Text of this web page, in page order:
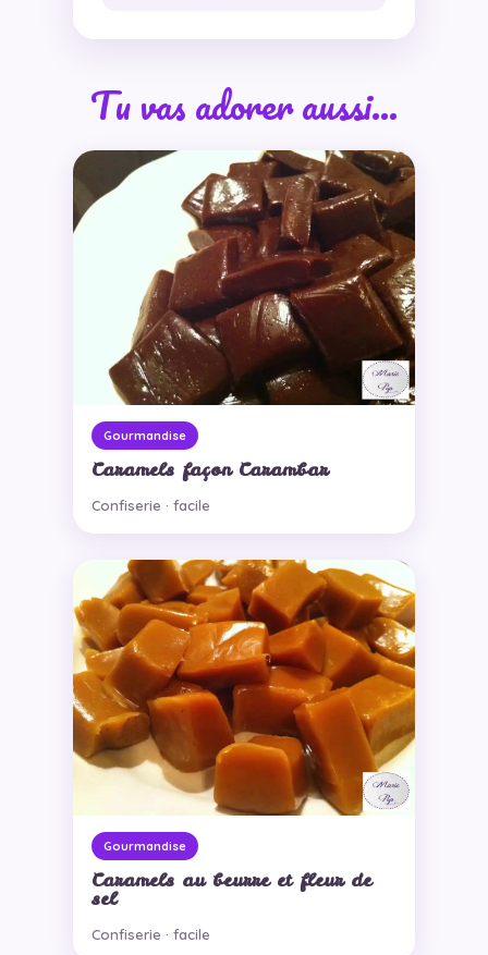
Tu vas adorer aussi…
Gourmandise
Caramels façon Carambar
Confiserie · facile
Gourmandise
Caramels au beurre et fleur de
sel
Confiserie · facile